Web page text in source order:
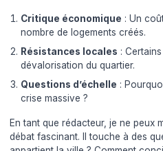
Critique économique : Un
nombre de logements créés.
Résistances locales :
dévalorisation du quartier.
Questions d’échelle :
crise massive ?
En tant que rédacteur, je ne peux
débat fascinant. Il touche à des